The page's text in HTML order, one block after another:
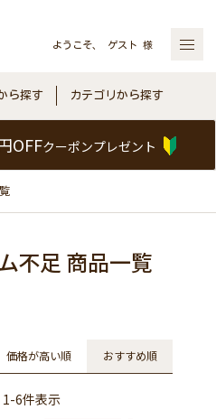
ようこそ、 ゲスト 様
ら探す カテゴリから探す
OFFクーポンプレゼント
不足 商品一覧
価格が高い順 おすすめ順
1-6件表示